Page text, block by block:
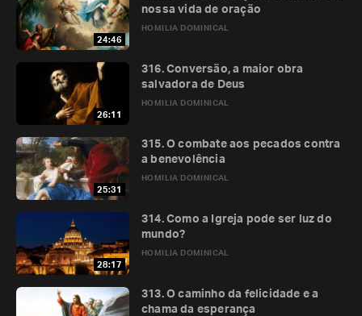
24:46
HOMILIA DOMINICAL
nossa vida de oração
26:11
HOMILIA DOMINICAL
316. Conversão, a maior obra
salvadora de Deus
25:31
HOMILIA DOMINICAL
315. O combate aos pecados contra
a benevolência
28:17
HOMILIA DOMINICAL
314. Como a Igreja pode ser luz do
mundo?
313. O caminho da felicidade e a
chama da esperança